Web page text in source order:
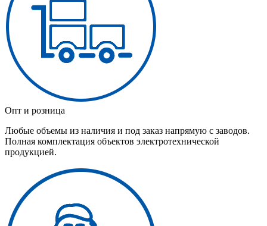
Опт и розница
Любые объемы из наличия и под заказ напрямую с заводов.
Полная комплектация объектов электротехнической
продукцией.